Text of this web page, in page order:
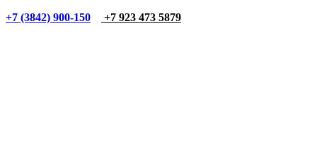
+7 (3842) 900-150
+7 923 473 5879